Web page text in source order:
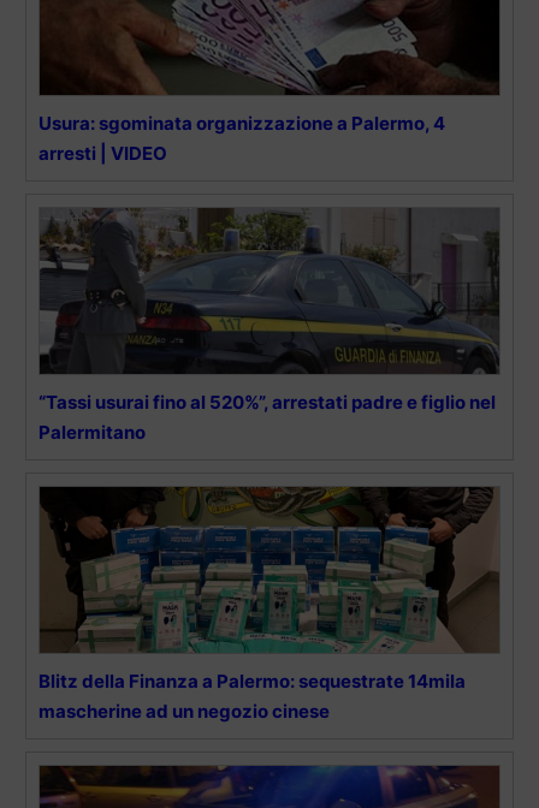
Usura: sgominata organizzazione a Palermo, 4
arresti | VIDEO
“Tassi usurai fino al 520%”, arrestati padre e figlio nel
Palermitano
Blitz della Finanza a Palermo: sequestrate 14mila
mascherine ad un negozio cinese